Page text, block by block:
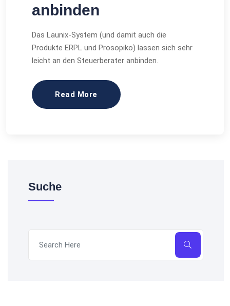
anbinden
Das Launix-System (und damit auch die
Produkte ERPL und Prosopiko) lassen sich sehr
leicht an den Steuerberater anbinden.
Read More
Suche